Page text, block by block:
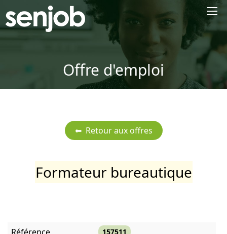
Offre d'emploi
Formateur bureautique
157511